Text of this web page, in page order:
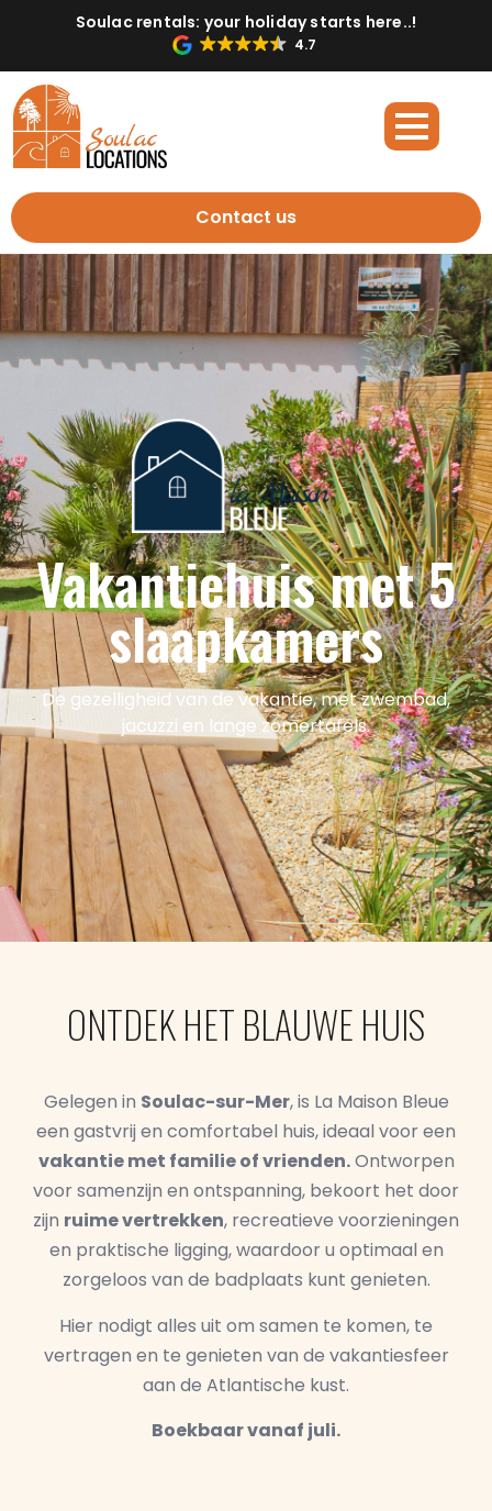
Soulac rentals: your holiday starts here..!
4.7
Contact us
Vakantiehuis met 5
slaapkamers
De gezelligheid van de vakantie, met zwembad,
jacuzzi en lange zomertafels.
ONTDEK HET BLAUWE HUIS
Gelegen in Soulac-sur-Mer, is La Maison Bleue
een gastvrij en comfortabel huis, ideaal voor een
vakantie met familie of vrienden.Ontworpen
voor samenzijn en ontspanning, bekoort het door
zijn ruime vertrekken, recreatieve voorzieningen
en praktische ligging, waardoor u optimaal en
zorgeloos van de badplaats kunt genieten.
Hier nodigt alles uit om samen te komen, te
vertragen en te genieten van de vakantiesfeer
aan de Atlantische kust.
Boekbaar vanaf juli.